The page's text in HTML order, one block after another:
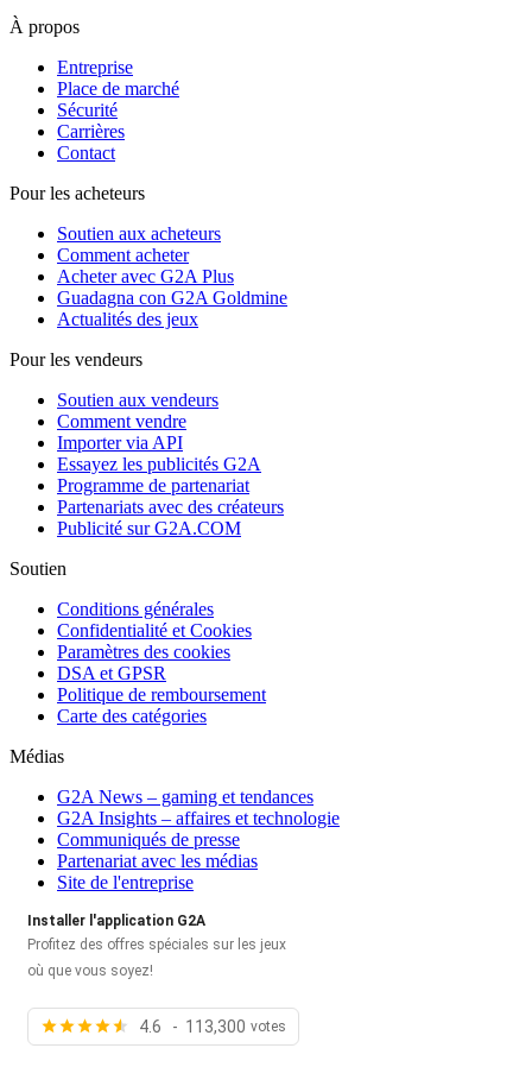
À propos
Entreprise
Place de marché
Sécurité
Carrières
Contact
Pour les acheteurs
Soutien aux acheteurs
Comment acheter
Acheter avec G2A Plus
Guadagna con G2A Goldmine
Actualités des jeux
Pour les vendeurs
Soutien aux vendeurs
Comment vendre
Importer via API
Essayez les publicités G2A
Programme de partenariat
Partenariats avec des créateurs
Publicité sur G2A.COM
Soutien
Conditions générales
Confidentialité et Cookies
Paramètres des cookies
DSA et GPSR
Politique de remboursement
Carte des catégories
Médias
G2A News – gaming et tendances
G2A Insights – affaires et technologie
Communiqués de presse
Partenariat avec les médias
Site de l'entreprise
Installer l'application G2A
Profitez des offres spéciales sur les jeux
où que vous soyez!
4.6 - 113,300 votes